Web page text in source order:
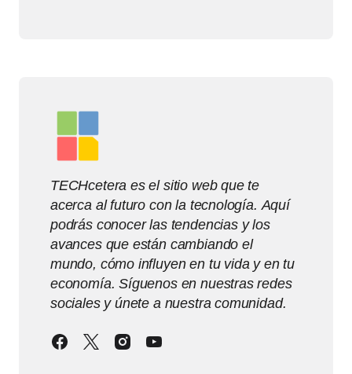
TECHcetera es el sitio web que te
acerca al futuro con la tecnología. Aquí
podrás conocer las tendencias y los
avances que están cambiando el
mundo, cómo influyen en tu vida y en tu
economía. Síguenos en nuestras redes
sociales y únete a nuestra comunidad.